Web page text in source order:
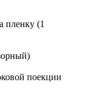
пленку (1
поекции